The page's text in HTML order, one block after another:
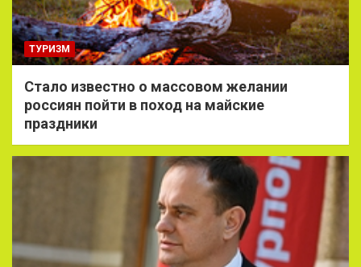
ТУРИЗМ
Стало известно о массовом желании
россиян пойти в поход на майские
праздники